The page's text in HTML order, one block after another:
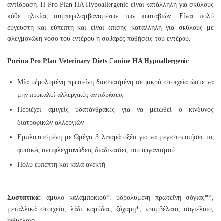
αντίδραση. Η Pro Plan HA Hypoallergenic είναι κατάλληλη για σκύλους
κάθε ηλικίας συμπεριλαμβανομένων των κουταβιών. Είναι πολύ
εύγευστη και εύπεπτη και είναι επίσης κατάλληλη για σκύλους με
φλεγμονώδη νόσο του εντέρου ή σοβαρές παθήσεις του εντέρου.
Purina Pro Plan Veterinary Diets Canine HA Hypoallergenic:
Μία υδρολυμένη πρωτεΐνη διασπασμένη σε μικρά στοιχεία ώστε να
μην προκαλεί αλλεργικές αντιδράσεις
Περιέχει αμιγείς υδατάνθρακες για να μειωθεί ο κίνδυνος
διατροφικών αλλεργιών
Εμπλουτισμένη με Ωμέγα 3 λιπαρά οξέα για να μεγιστοποιήσει τις
φυσικές αντιφλεγμονώδεις διαδικασίες του οργανισμού
Πολύ εύπεπτη και καλά ανεκτή
Συστατικά: άμυλο καλαμποκιού*, υδρολυμένη πρωτεΐνη σόγιας**,
μεταλλικά στοιχεία, λάδι καρύδας, ζάχαρη*, κραμβέλαιο, σογιέλαιο,